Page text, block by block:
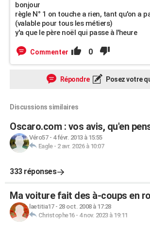
bonjour
règle N° 1 on touche a rien, tant qu'on a
(valable pour tous les métiers)
y'a que le père noël qui passe à l'heure
Commenter 0
Répondre Posez votre
Discussions similaires
Oscaro.com : vos avis, qu'en
Véro57- 4 févr. 2013 à 15:55
Eagle- 2 avr. 2026 à 10:07
333 réponses
Ma voiture fait des à-coups en
laetitia17- 28 oct. 2008 à 17:28
Christophe16- 4 nov. 2023 à 19:11